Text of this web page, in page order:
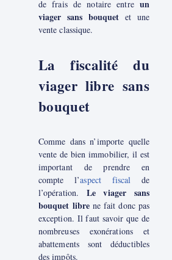
de frais de notaire entre un
viager sans bouquet et une
vente classique.
La fiscalité du
viager libre sans
bouquet
Comme dans n’importe quelle
vente de bien immobilier, il est
important de prendre en
compte l’aspect fiscal de
l’opération. Le viager sans
bouquet libre ne fait donc pas
exception. Il faut savoir que de
nombreuses exonérations et
abattements sont déductibles
des impôts.